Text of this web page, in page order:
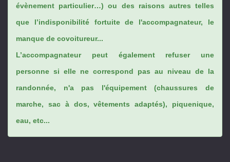
évènement particulier…) ou des raisons autres telles
que l’indisponibilité fortuite de l'accompagnateur, le
manque de covoitureur...
L’accompagnateur peut également refuser une
personne si elle ne correspond pas au niveau de la
randonnée, n'a pas l'équipement (chaussures de
marche, sac à dos, vêtements adaptés), piquenique,
eau, etc...